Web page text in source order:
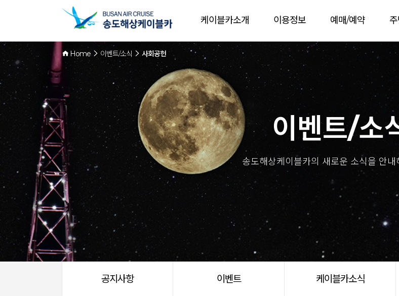
케이블카소개 이용정보 예매/예약
Home 이벤트/소식 사회공헌
이벤트/소
송도해상케이블카의 새로운 소식을 안내
공지사항 이벤트 케이블카소식